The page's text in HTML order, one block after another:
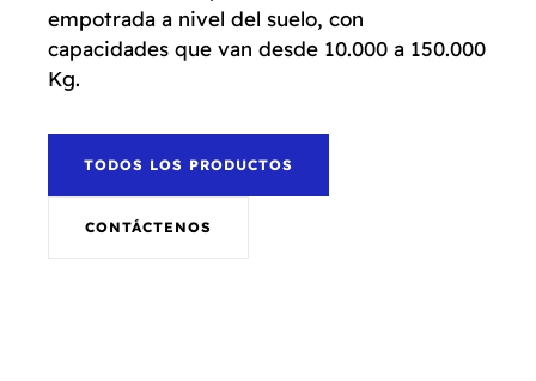
empotrada a nivel del suelo, con
capacidades que van desde 10.000 a 150.000
Kg.
TODOS LOS PRODUCTOS
CONTÁCTENOS